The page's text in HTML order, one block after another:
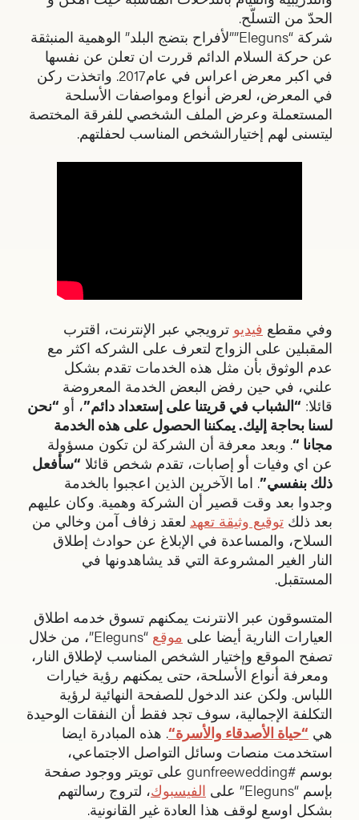
الحدّ من التسلّح.
شركة “Eleguns””لأفراح بتضج البلد” الوهمية المنبثقة
عن حركة السلام الدائم قررت ان تعلن عن نفسها
في اكبر معرض اعراس في عام2017. واتخذت ركن
في المعرض، لعرض أنواع ومواصفات الأسلحة
المستعملة وعرض الملف الشخصي للفرقة المختصة
ليتسنى لهم إختيارالشخص المناسب لحفلتهم.
وفي مقطع فيديو ترويجي عبر الإنترنت، اقترب
المقبلين على الزواج لتعرف على الشركه اكثر مع
عدم الوثوق بأن مثل هذه الخدمات تقدم بشكل
علني، في حين رفض البعض الخدمة المعروضة
قائلا: “الشباب في قريتنا على إستعداد دائم”، أو “نحن
لسنا بحاجة إليك. يمكننا الحصول على هذه الخدمة
مجانا “. وبعد معرفة أن الشركة لن تكون مسؤولة
عن اي وفيات أو إصابات، تقدم شخص قائلا “سأفعل
ذلك بنفسي”. اما الآخرين الذين اعجبوا بالخدمة
وجدوا بعد وقت قصير أن الشركة وهمية. وكان عليهم
بعد ذلك توقيع وثيقة تعهد لعقد زفاف آمن وخالي من
السلاح، والمساعدة في الإبلاغ عن حوادث إطلاق
النار الغير المشروعة التي قد يشاهدونها في
المستقبل.
المتسوقون عبر الانترنت يمكنهم تسوق خدمه اطلاق
العيارات النارية أيضا على موقع
“Eleguns”، من خلال
تصفح الموقع وإختيار الشخص المناسب لإطلاق النار،
ومعرفة أنواع الأسلحة، حتى يمكنهم رؤية خيارات
اللباس. ولكن عند الدخول للصفحة النهائية لرؤية
التكلفة الإجمالية، سوف تجد فقط أن النفقات الوحيدة
هي “حياة الأصدقاء والأسرة“. هذه المبادرة ايضا
استخدمت منصات وسائل التواصل الاجتماعي،
بوسم #gunfreewedding على تويتر ووجود صفحة
بإسم “Eleguns” على
الفيسبوك، لتروج رسالتهم
بشكل اوسع لوقف هذا العادة غير القانونية.